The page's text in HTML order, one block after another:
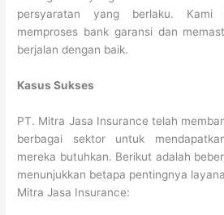
persyaratan yang berlaku. Kami
memproses bank garansi dan
berjalan dengan baik.
Kasus Sukses
PT. Mitra Jasa Insurance telah
berbagai sektor untuk
mereka butuhkan. Berikut adalah
menunjukkan betapa pentingnya
Mitra Jasa Insurance: